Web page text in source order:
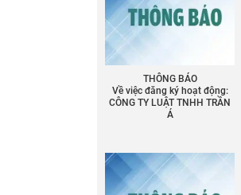
THÔNG BÁO
Về việc đăng ký hoạt động:
CÔNG TY LUẬT TNHH TRẦN
Á